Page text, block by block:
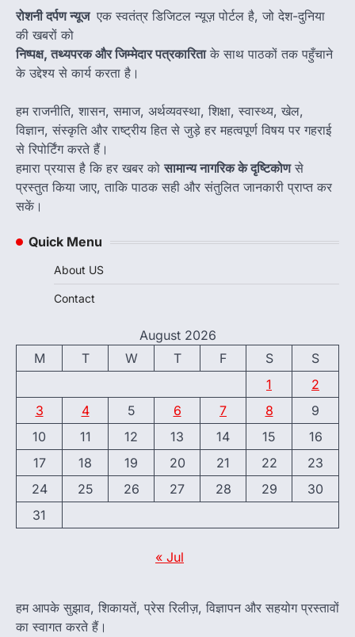
रोशनी दर्पण न्यूज एक स्वतंत्र डिजिटल न्यूज़ पोर्टल है, जो देश-दुनिया
की खबरों को
निष्पक्ष, तथ्यपरक और जिम्मेदार पत्रकारिताके साथ पाठकों तक पहुँचाने
के उद्देश्य से कार्य करता है।
हम राजनीति, शासन, समाज, अर्थव्यवस्था, शिक्षा, स्वास्थ्य, खेल,
विज्ञान, संस्कृति और राष्ट्रीय हित से जुड़े हर महत्वपूर्ण विषय पर गहराई
से रिपोर्टिंग करते हैं।
हमारा प्रयास है कि हर खबर कोसामान्य नागरिक के दृष्टिकोणसे
प्रस्तुत किया जाए, ताकि पाठक सही और संतुलित जानकारी प्राप्त कर
सकें।
Quick Menu
About US
Contact
August 2026
M
T W T F S
S
1
2
3
4 5 6 7 8
9
10
11 12 13 14 15
16
17
18 19 20 21 22
23
24
25 26 27 28 29
30
31
« Jul
हम आपके सुझाव, शिकायतें, प्रेस रिलीज़, विज्ञापन और सहयोग प्रस्तावों
का स्वागत करते हैं।